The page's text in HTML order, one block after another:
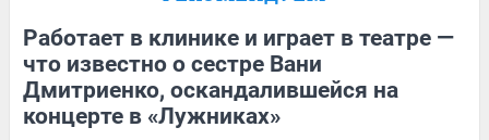
Работает в клинике и играет в театре —
что известно о сестре Вани
Дмитриенко, оскандалившейся на
концерте в «Лужниках»